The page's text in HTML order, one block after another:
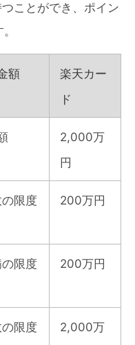
ことができ、ポイン
額
楽天カー
ド
2,000万
円
限度
200万円
限度
200万円
限度
2,000万